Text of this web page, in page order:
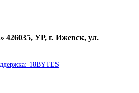
426035, УР, г. Ижевск, ул.
18BYTES